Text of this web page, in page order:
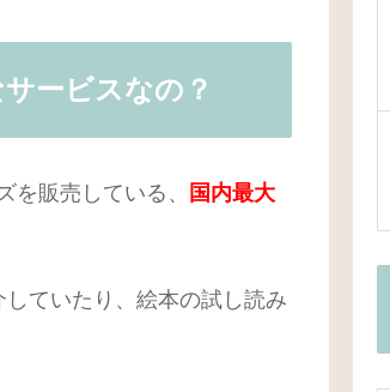
ービスなの？
販売している、
国内最大
ていたり、絵本の試し読み